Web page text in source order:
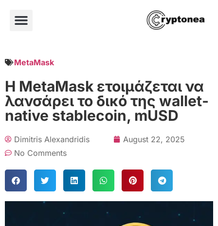
MetaMask
Η MetaMask ετοιμάζεται να
λανσάρει το δικό της wallet-
native stablecoin, mUSD
Dimitris Alexandridis
August 22, 2025
No Comments